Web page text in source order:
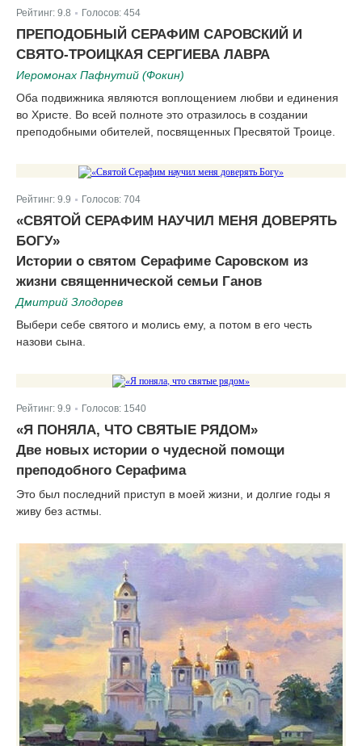
Рейтинг: 9.8 Голосов: 454
ПРЕПОДОБНЫЙ СЕРАФИМ САРОВСКИЙ И
СВЯТО-ТРОИЦКАЯ СЕРГИЕВА ЛАВРА
Иеромонах Пафнутий (Фокин)
Оба подвижника являются воплощением любви и единения
во Христе. Во всей полноте это отразилось в создании
преподобными обителей, посвященных Пресвятой Троице.
Рейтинг: 9.9 Голосов: 704
«СВЯТОЙ СЕРАФИМ НАУЧИЛ МЕНЯ ДОВЕРЯТЬ
БОГУ»
Истории о святом Серафиме Саровском из
жизни священнической семьи Ганов
Дмитрий Злодорев
Выбери себе святого и молись ему, а потом в его честь
назови сына.
Рейтинг: 9.9 Голосов: 1540
«Я ПОНЯЛА, ЧТО СВЯТЫЕ РЯДОМ»
Две новых истории о чудесной помощи
преподобного Серафима
Это был последний приступ в моей жизни, и долгие годы я
живу без астмы.